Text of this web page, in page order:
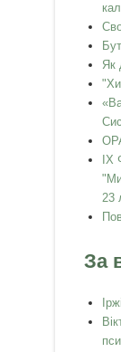
Як
IX
23
За